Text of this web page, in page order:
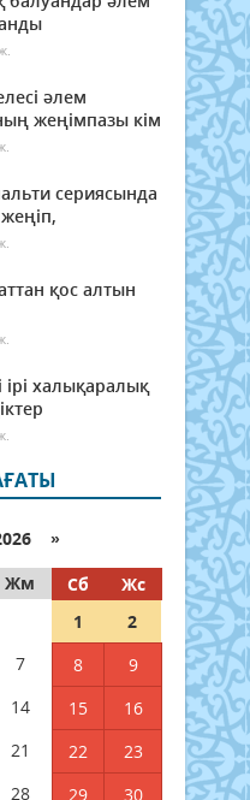
әлем
жеңімпазы кім
сериясында
қос алтын
халықаралық
»
Жм Сб
Жс
1
2
7 8
9
14 15
16
21 22
23
28 29 30